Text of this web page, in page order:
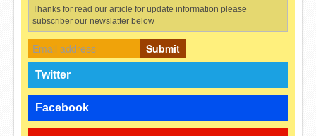
Thanks for read our article for update information please
subscriber our newslatter below
Submit
Twitter
Facebook